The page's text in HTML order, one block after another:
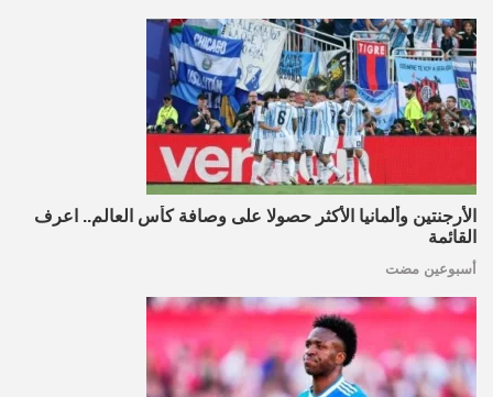
الأرجنتين وألمانيا الأكثر حصولا على وصافة كأس العالم.. اعرف
القائمة
أسبوعين مضت